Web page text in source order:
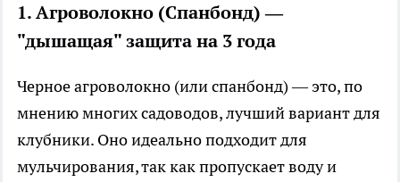
1. Агроволокно (Спанбонд) —
"дышащая" защита на 3 года
Черное агроволокно (или спанбонд) — это, по
мнению многих садоводов, лучший вариант для
клубники. Оно идеально подходит для
мульчирования, так как пропускает воду и